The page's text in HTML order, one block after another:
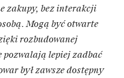
zakupy, bez interakcji
Mogą być otwarte
rozbudowanej
pozwalają lepiej zadbać
był zawsze dostępny